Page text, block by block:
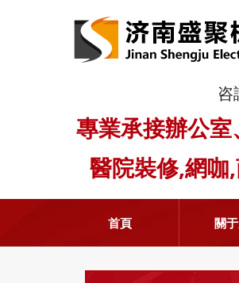
咨
專業承接辦公
醫院裝修,網咖
首頁 關